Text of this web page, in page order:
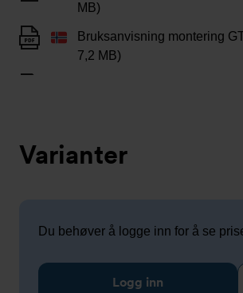
MB)
Bruksanvisning montering
7,2 MB)
Varianter
Du behøver å logge inn for å se
Logg inn